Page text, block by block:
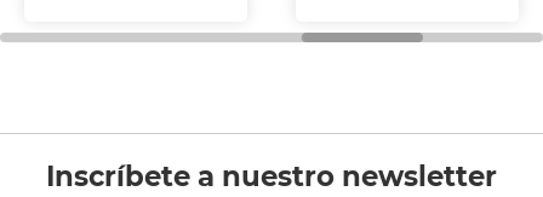
general de oficina.
Inscríbete a nuestro newsletter